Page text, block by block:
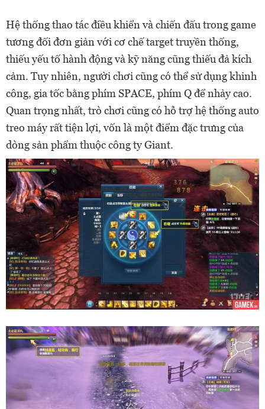
Hệ thống thao tác điều khiển và chiến đấu trong game
tương đối đơn giản với cơ chế target truyền thống,
thiếu yếu tố hành động và kỹ năng cũng thiếu đả kích
cảm. Tuy nhiên, người chơi cũng có thể sử dụng khinh
công, gia tốc bằng phím SPACE, phím Q để nhảy cao.
Quan trọng nhất, trò chơi cũng có hỗ trợ hệ thống auto
treo máy rất tiện lợi, vốn là một điểm đặc trưng của
dòng sản phẩm thuộc công ty Giant.